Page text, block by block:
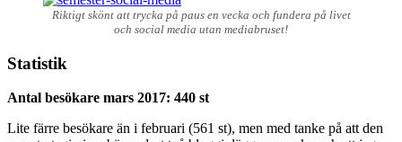
Riktigt skönt att trycka på paus en vecka och fundera på livet
och social media utan mediabruset!
Statistik
Antal besökare mars 2017: 440 st
Lite färre besökare än i februari (561 st), men med tanke på att den